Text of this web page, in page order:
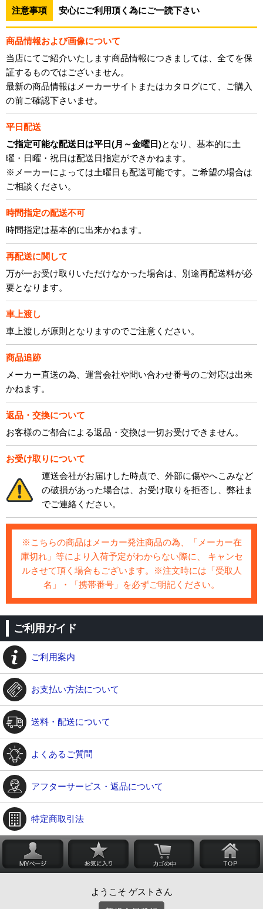
注意事項 安心にご利用頂く為にご一読下さい
商品情報および画像について
当店にてご紹介いたします商品情報につきましては、全てを保
証するものではございません。
最新の商品情報はメーカーサイトまたはカタログにて、ご購入
の前ご確認下さいませ。
平日配送
ご指定可能な配送日は平日(月～金曜日)となり、基本的に土
曜・日曜・祝日は配送日指定ができかねます。
※メーカーによっては土曜日も配送可能です。ご希望の場合は
ご相談ください。
時間指定の配送不可
時間指定は基本的に出来かねます。
再配送に関して
万が一お受け取りいただけなかった場合は、別途再配送料が必
要となります。
車上渡し
車上渡しが原則となりますのでご注意ください。
商品追跡
メーカー直送の為、運営会社や問い合わせ番号のご対応は出来
かねます。
返品・交換について
お客様のご都合による返品・交換は一切お受けできません。
お受け取りについて
運送会社がお届けした時点で、外部に傷やへこみなど
の破損があった場合は、お受け取りを拒否し、弊社ま
でご連絡ください。
※こちらの商品はメーカー発注商品の為、「メーカー在
庫切れ」等により入荷予定がわからない際に、 キャンセ
ルさせて頂く場合もございます。※注文時には「受取人
名」・「携帯番号」を必ずご明記ください。
ご利用ガイド
ご利用案内
お支払い方法について
送料・配送について
よくあるご質問
アフターサービス・返品について
特定商取引法
ようこそ ゲストさん